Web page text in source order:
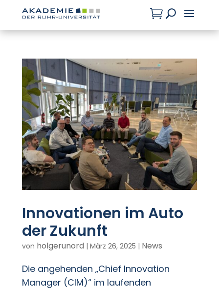
U

Innovationen im Auto
der Zukunft
von holgerunord | März 26, 2025 | News
Die angehenden „Chief Innovation
Manager (CIM)“ im laufenden